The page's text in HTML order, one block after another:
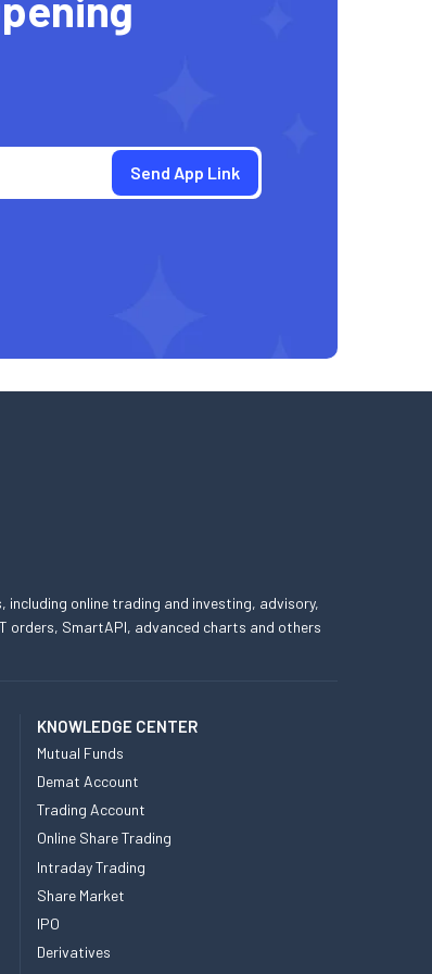
including online trading and investing, advisory,
orders, SmartAPI, advanced charts and others
KNOWLEDGE CENTER
Mutual Funds
Demat Account
Trading Account
Online Share Trading
Intraday Trading
Share Market
IPO
Derivatives